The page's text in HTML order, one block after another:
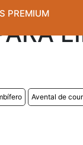
Avental de
PREMIUM